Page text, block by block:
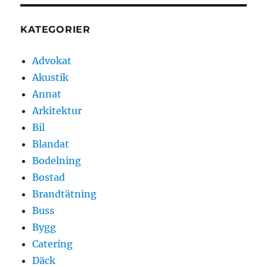
KATEGORIER
Advokat
Akustik
Annat
Arkitektur
Bil
Blandat
Bodelning
Bostad
Brandtätning
Buss
Bygg
Catering
Däck